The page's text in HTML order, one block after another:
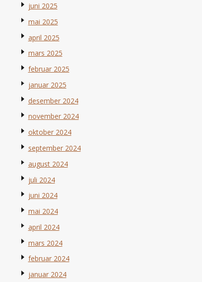
juni 2025
mai 2025
april 2025
mars 2025
februar 2025
januar 2025
desember 2024
november 2024
oktober 2024
september 2024
august 2024
juli 2024
juni 2024
mai 2024
april 2024
mars 2024
februar 2024
januar 2024